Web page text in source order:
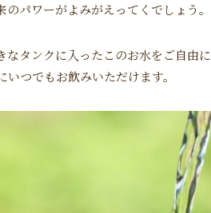
のパワーがよみがえってくでしょう。
なタンクに入ったこのお水をご自由に
いつでもお飲みいただけます。